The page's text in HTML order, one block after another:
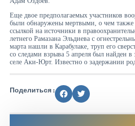
Еще двое предполагаемых участников
были обнаружены мертвыми, о чем
ссылкой на источники в
летнего Рамазана Эльдиева с
марта нашли в Карабулаке, труп его
со следами взрыва 5 апреля был найден
селе Аки-Юрт. Известно о задержании
Поделиться :